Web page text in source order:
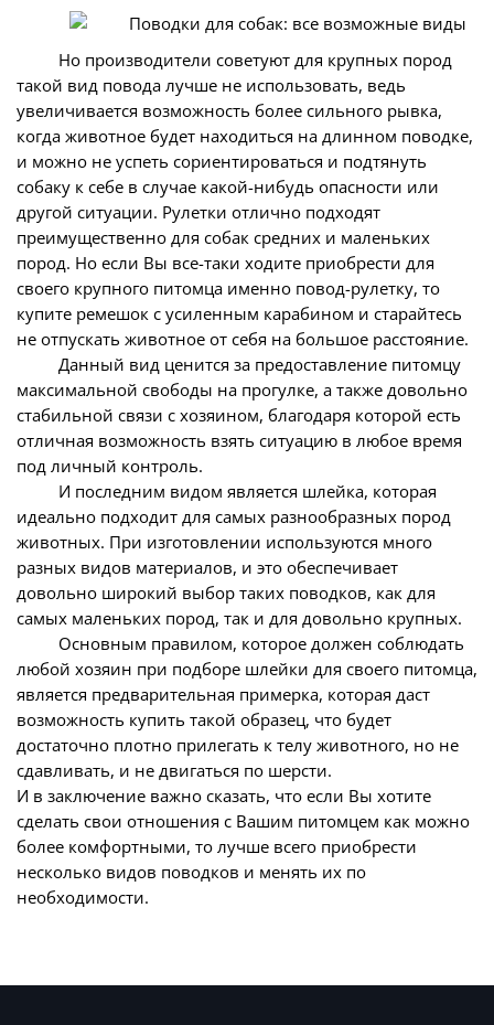
Но производители советуют для крупных пород
такой вид повода лучше не использовать, ведь
увеличивается возможность более сильного рывка,
когда животное будет находиться на длинном поводке,
и можно не успеть сориентироваться и подтянуть
собаку к себе в случае какой-нибудь опасности или
другой ситуации. Рулетки отлично подходят
преимущественно для собак средних и маленьких
пород. Но если Вы все-таки ходите приобрести для
своего крупного питомца именно повод-рулетку, то
купите ремешок с усиленным карабином и старайтесь
не отпускать животное от себя на большое расстояние.
Данный вид ценится за предоставление питомцу
максимальной свободы на прогулке, а также довольно
стабильной связи с хозяином, благодаря которой есть
отличная возможность взять ситуацию в любое время
под личный контроль.
И последним видом является шлейка, которая
идеально подходит для самых разнообразных пород
животных. При изготовлении используются много
разных видов материалов, и это обеспечивает
довольно широкий выбор таких поводков, как для
самых маленьких пород, так и для довольно крупных.
Основным правилом, которое должен соблюдать
любой хозяин при подборе шлейки для своего питомца,
является предварительная примерка, которая даст
возможность купить такой образец, что будет
достаточно плотно прилегать к телу животного, но не
сдавливать, и не двигаться по шерсти.
И в заключение важно сказать, что если Вы хотите
сделать свои отношения с Вашим питомцем как можно
более комфортными, то лучше всего приобрести
несколько видов поводков и менять их по
необходимости.